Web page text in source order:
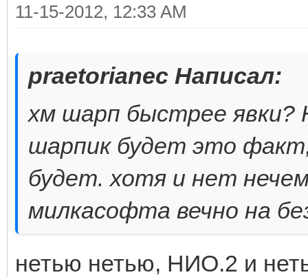
11-15-2012, 12:33 AM
praetorianec Написал:
хм шарп быстрее явки?
шарпик будет это факт,
будет. хотя и нет
милкасофта вечно на
нетью нетью, НИО.2 и